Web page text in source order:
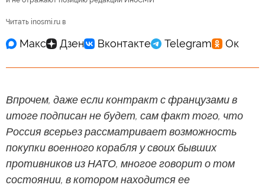
Читать inosmi.ru в
Впрочем, даже если контракт с французами в
итоге подписан не будет, сам факт того, что
Россия всерьез рассматривает возможность
покупки военного корабля у своих бывших
противников из НАТО, многое говорит о том
состоянии, в котором находится ее